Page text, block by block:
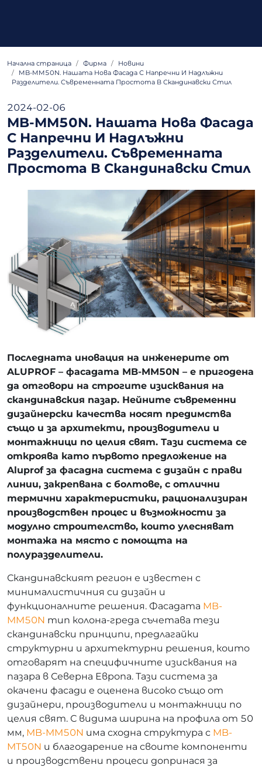
Начална страница Фирма
Новини
MB-MM50N. Нашата Нова Фасада С Напречни И Надлъжни
Разделители. Съвременната Простота В Скандинавски Стил
2024-02-06
MB-MM50N. Нашата Нова Фасада
С Напречни И Надлъжни
Разделители. Съвременната
Простота В Скандинавски Стил
Последната иновация на инженерите от
ALUPROF – фасадата MB-MM50N – е пригодена
да отговори на строгите изисквания на
скандинавския пазар. Нейните съвременни
дизайнерски качества носят предимства
също и за архитекти, производители и
монтажници по целия свят. Тази система се
откроява като първото предложение на
Aluprof за фасадна система с дизайн с прави
линии, закрепвана с болтове, с отлични
термични характеристики, рационализиран
производствен процес и възможности за
модулно строителство, които улесняват
монтажа на място с помощта на
полуразделители.
Скандинавският регион е известен с
минималистичния си дизайн и
функционалните решения. Фасадата MB-
MM50N тип колона-греда съчетава тези
скандинавски принципи, предлагайки
структурни и архитектурни решения, които
отговарят на специфичните изисквания на
пазара в Северна Европа. Тази система за
окачени фасади е оценена високо също от
дизайнери, производители и монтажници по
целия свят. С видима ширина на профила от 50
мм, MB-MM50N има сходна структура с MB-
MT50N и благодарение на своите компоненти
и производствени процеси допринася за